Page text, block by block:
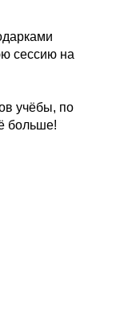
сессию на
учёбы, по
больше!